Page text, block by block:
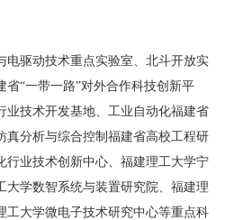
电驱动技术重点实验室、北斗开放实
“一带一路”对外合作科技创新平
业技术开发基地、工业自动化福建省
真分析与综合控制福建省高校工程研
行业技术创新中心、福建理工大学宁
大学数智系统与装置研究院、福建理
工大学微电子技术研究中心等重点科